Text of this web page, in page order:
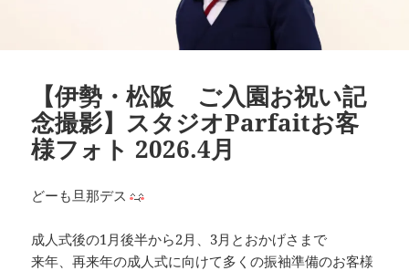
【伊勢・松阪 ご入園お祝い記
念撮影】スタジオParfaitお客
様フォト 2026.4月
どーも旦那デス
成人式後の1月後半から2月、3月とおかげさまで
来年、再来年の成人式に向けて多くの振袖準備のお客様